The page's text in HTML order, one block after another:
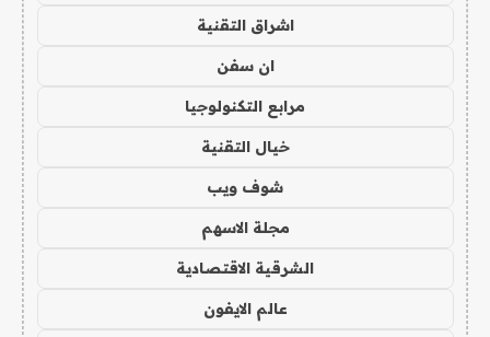
اشراق التقنية
ان سفن
مرابع التكنولوجيا
خيال التقنية
شوف ويب
مجلة الاسهم
الشرقية الاقتصادية
عالم الايفون